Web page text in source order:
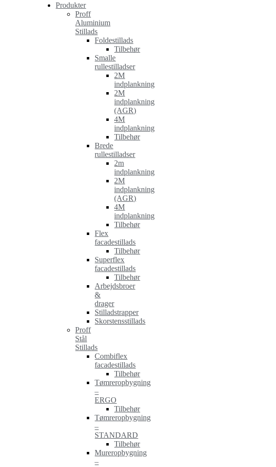
Produkter
Proff
Aluminium
Stillads
Foldestillads
Tilbehør
Smalle
rullestilladser
2M
indplankning
2M
indplankning
(AGR)
4M
indplankning
Tilbehør
Brede
rullestilladser
2m
indplankning
2M
indplankning
(AGR)
4M
indplankning
Tilbehør
Flex
facadestillads
Tilbehør
Superflex
facadestillads
Tilbehør
Arbejdsbroer
&
drager
Stilladstrapper
Skorstensstillads
Proff
Stål
Stillads
Combiflex
facadestillads
Tilbehør
Tømreropbygning
–
ERGO
Tilbehør
Tømreropbygning
–
STANDARD
Tilbehør
Mureropbygning
–